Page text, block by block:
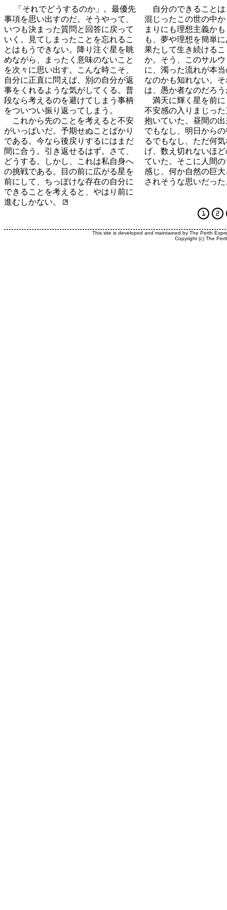
「それでどうするのか」。最優先
事項を思い出すのだ。そうやって、
いつも決まった質問と回答に戻って
いく。見てしまったことを忘れるこ
とはもうできない。降り注ぐ星を眺
めながら、まったく意味のないこと
を次々に思い出す。こんな時こそ、
自分に正直に問えば、別の自分が返
事をくれるような気がしてくる。普
段なら考えるのを避けてしまう事柄
をついつい振り返ってしまう。
これから先のことを考えると不安
がいっぱいだ。予期せぬことばかり
である。今なら後戻りするにはまだ
間に合う。引き返せるはず。さて、
どうする。しかし、これは私自身へ
の挑戦である。目の前に広がる星を
前にして、ちっぽけな存在の自分に
できることを考えると、やはり前に
進むしかない。
自分のできることは
混じったこの世の中
まりにも理想主義か
も、夢や理想を簡単
果たして生き続ける
か。そう、このサル
に、濁った流れが本
なのかも知れない。
は、愚か者なのだろ
満天に輝く星を前に
不安感の入りまじっ
抱いていた。昼間の
でもなし、明日から
るでもなし、ただ何
げ、数え切れないほ
ていた。そこに人間
感じ、何か自然の巨
されそうな思いだった
This site is developed and maintained by The Perth
Copyright (c) The